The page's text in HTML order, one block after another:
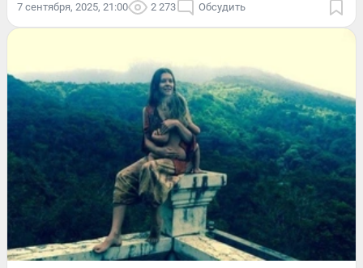
7 сентября, 2025, 21:00 2 273 Обсудить